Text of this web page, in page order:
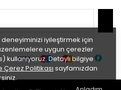
deneyiminizi iyileştirmek için
uygun çerezler
kullanıyoruz. Detaylı bilgiye
Çerez Politikası sayfamızdan